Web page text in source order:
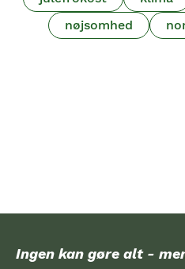
nøjsomhed
Ingen kan gøre alt -